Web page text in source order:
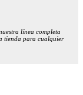
línea completa
tienda para cualquier